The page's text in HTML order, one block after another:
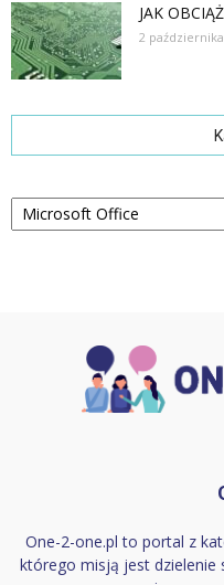
JAK
2
Kategorie
One-2-one.pl to portal z
którego misją jest dzielenie